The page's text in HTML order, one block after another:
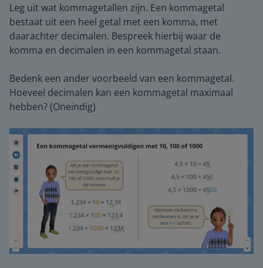
Leg uit wat kommagetallen zijn. Een kommagetal
bestaat uit een heel getal met een komma, met
daarachter decimalen. Bespreek hierbij waar de
komma en decimalen in een kommagetal staan.
Bedenk een ander voorbeeld van een kommagetal.
Hoeveel decimalen kan een kommagetal maximaal
hebben? (Oneindig)